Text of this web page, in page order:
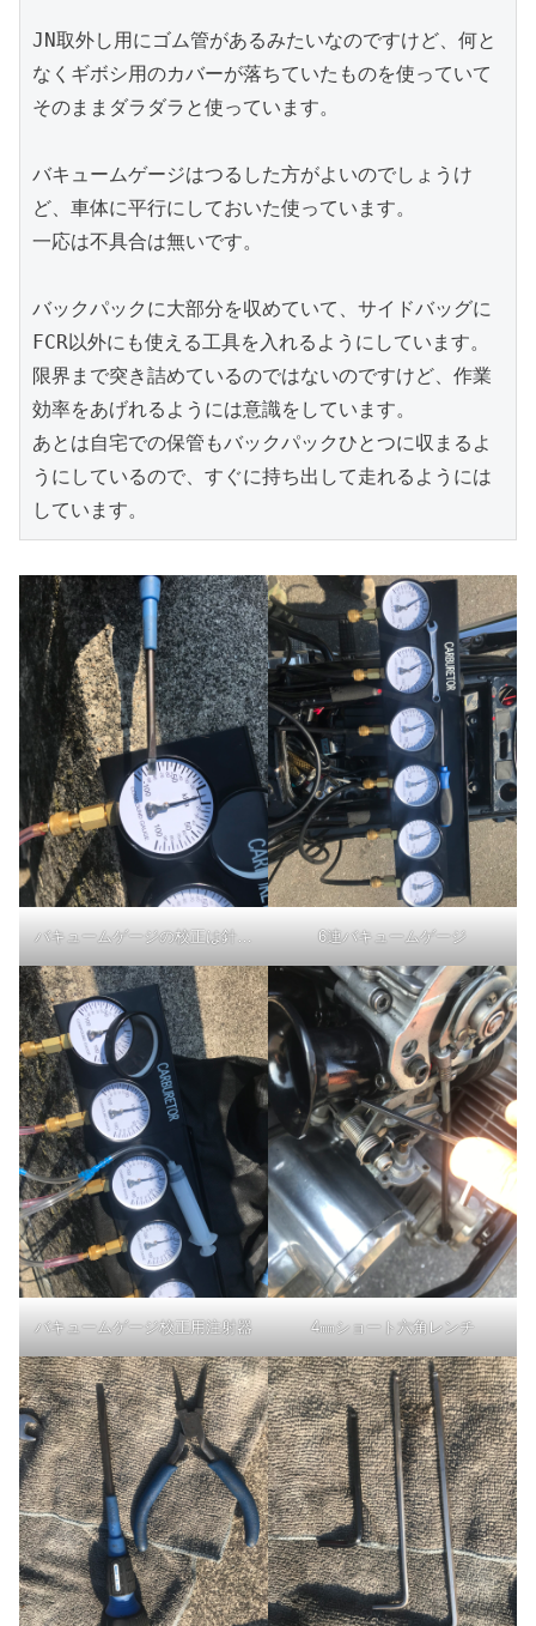
JN取外し用にゴム管があるみたいなのですけど、何と
なくギボシ用のカバーが落ちていたものを使っていて
そのままダラダラと使っています。
バキュームゲージはつるした方がよいのでしょうけ
ど、車体に平行にしておいた使っています。
一応は不具合は無いです。
バックパックに大部分を収めていて、サイドバッグに
FCR以外にも使える工具を入れるようにしています。
限界まで突き詰めているのではないのですけど、作業
効率をあげれるようには意識をしています。
あとは自宅での保管もバックパックひとつに収まるよ
うにしているので、すぐに持ち出して走れるようには
しています。
バキュームゲージの校正は針の回転軸を押す 6連バキュームゲージ
バキュームゲージ校正用注射器 4㎜ショート六角レンチ